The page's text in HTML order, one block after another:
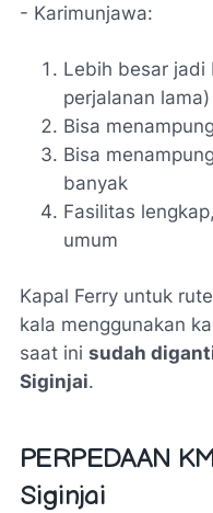
- Karimunjawa:
Lebih besar jadi
perjalanan lama)
Bisa
Bisa
banyak
Fasilitas
umum
Kapal Ferry untuk
kala menggunakan
saat ini sudah
Siginjai.
PERPEDAAN
Siginjai